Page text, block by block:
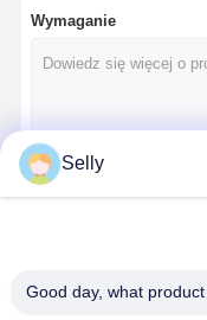
Wiertła do broni
BTA Wykopywanie
wiertło
Wymaganie
Nasze Kategorie
Selly
Good day, what